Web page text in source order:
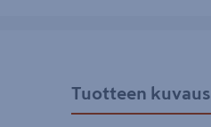
Tuotteen kuvaus